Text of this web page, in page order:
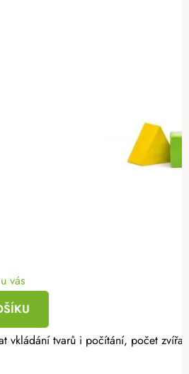
vás
vkládání tvarů i počítání, počet